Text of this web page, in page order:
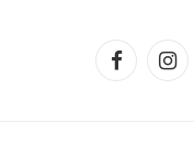
Facebook